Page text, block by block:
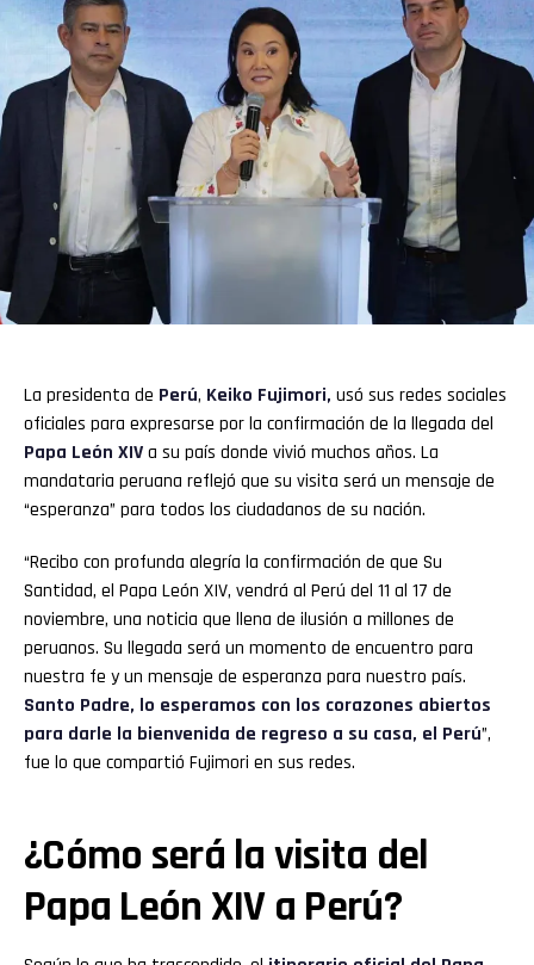
La presidenta de Perú, Keiko Fujimori, usó sus redes sociales
oficiales para expresarse por la confirmación de la llegada del
Papa León XIVa su país donde vivió muchos años. La
mandataria peruana reflejó que su visita será un mensaje de
“esperanza” para todos los ciudadanos de su nación.
“Recibo con profunda alegría la confirmación de que Su
Santidad, el Papa León XIV, vendrá al Perú del 11 al 17 de
noviembre, una noticia que llena de ilusión a millones de
peruanos. Su llegada será un momento de encuentro para
nuestra fe y un mensaje de esperanza para nuestro país.
Santo Padre, lo esperamos con los corazones abiertos
para darle la bienvenida de regreso a su casa, el Perú”,
fue lo que compartió Fujimori en sus redes.
¿Cómo será la visita del
Papa León XIV a Perú?